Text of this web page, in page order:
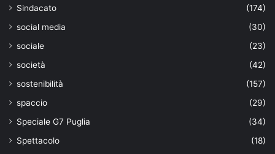
Sindacato
(174)
social media
(30)
sociale
(23)
società
(42)
sostenibilità
(157)
spaccio
(29)
Speciale G7 Puglia
(34)
Spettacolo
(18)